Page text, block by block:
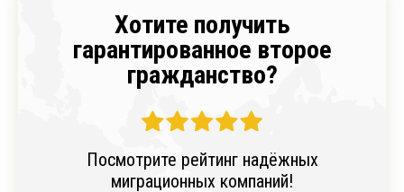
Хотите получить
гарантированное второе
гражданство?
Посмотрите рейтинг надёжных
миграционных компаний!